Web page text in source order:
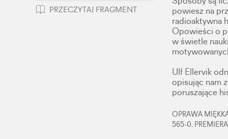
PRZECZYTAJ FRAGMENT
powiesz na
radioaktywna
Opowieści o
w świetle
Ulf Ellervik
opisując nam
poruszające
OPRAWA
565-0,